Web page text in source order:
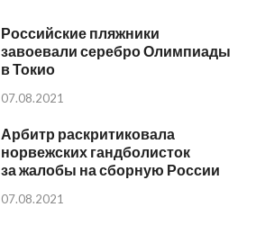
Российские пляжники
завоевали серебро Олимпиады
в Токио
07.08.2021
Арбитр раскритиковала
норвежских гандболисток
за жалобы на сборную России
07.08.2021